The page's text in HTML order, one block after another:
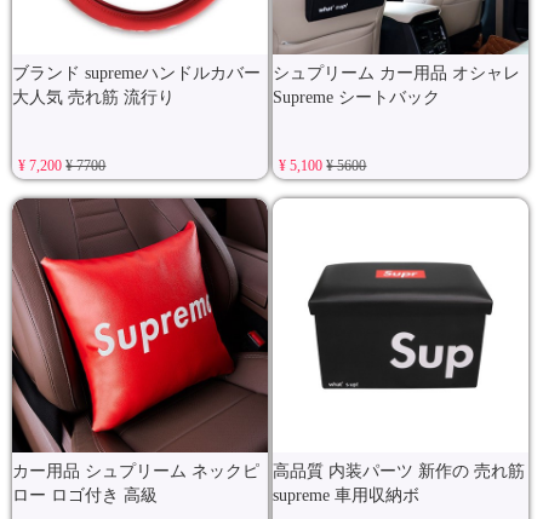
ブランド supremeハンドルカバー
大人気 売れ筋 流行り
¥ 7,200¥ 7700
シュプリーム カー用品 オシャレ
Supreme シートバック
¥ 5,100¥ 5600
カー用品 シュプリーム ネックピ
ロー ロゴ付き 高級
高品質 内装パーツ 新作の 売れ筋
supreme 車用収納ボ